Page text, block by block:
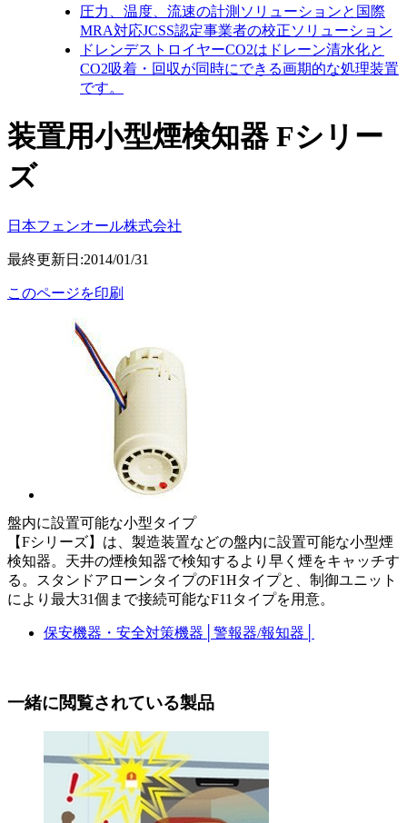
圧力、温度、流速の計測ソリューションと国際
MRA対応JCSS認定事業者の校正ソリューション
ドレンデストロイヤーCO2はドレーン清水化と
CO2吸着・回収が同時にできる画期的な処理装置
です。
装置用小型煙検知器 Fシリー
ズ
日本フェンオール株式会社
最終更新日:2014/01/31
このページを印刷
盤内に設置可能な小型タイプ
【Fシリーズ】は、製造装置などの盤内に設置可能な小型煙
検知器。天井の煙検知器で検知するより早く煙をキャッチす
る。スタンドアローンタイプのF1Hタイプと、制御ユニット
により最大31個まで接続可能なF11タイプを用意。
保安機器・安全対策機器 警報器/報知器
一緒に閲覧されている製品